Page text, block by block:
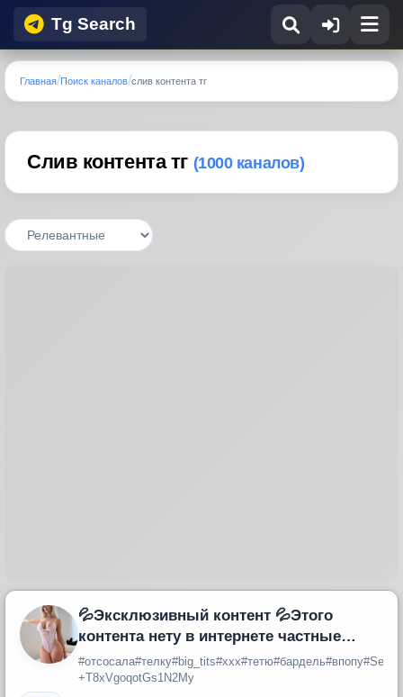
Tg Search
Главная Поиск каналов слив контента тг
Слив контента тг (1000 каналов)
💦Эксклюзивный контент 💦Этого
контента нету в интернете частные
архивы 💦Пополнение контента каждый
де
+T8xVgoqotGs1N2My